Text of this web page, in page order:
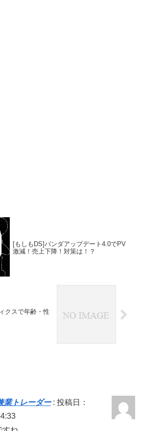
[もしもDS]パンダアップデート4.0でPV
激減！売上下降！対策は！？
クスで年齢・性
業トレーダー: 投稿日：